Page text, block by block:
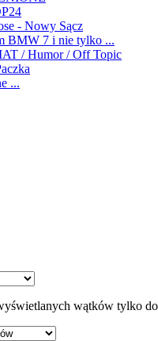
- Nowy Sącz
BMW 7 i nie tylko ...
/ Humor / Off Topic
...
wątków tylko